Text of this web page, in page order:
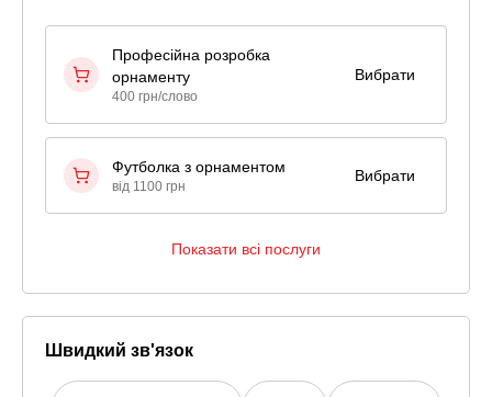
Професійна розробка
орнаменту
400 грн/слово
Вибрати
Футболка з орнаментом
від 1100 грн
Вибрати
Показати всі послуги
Швидкий зв'язок